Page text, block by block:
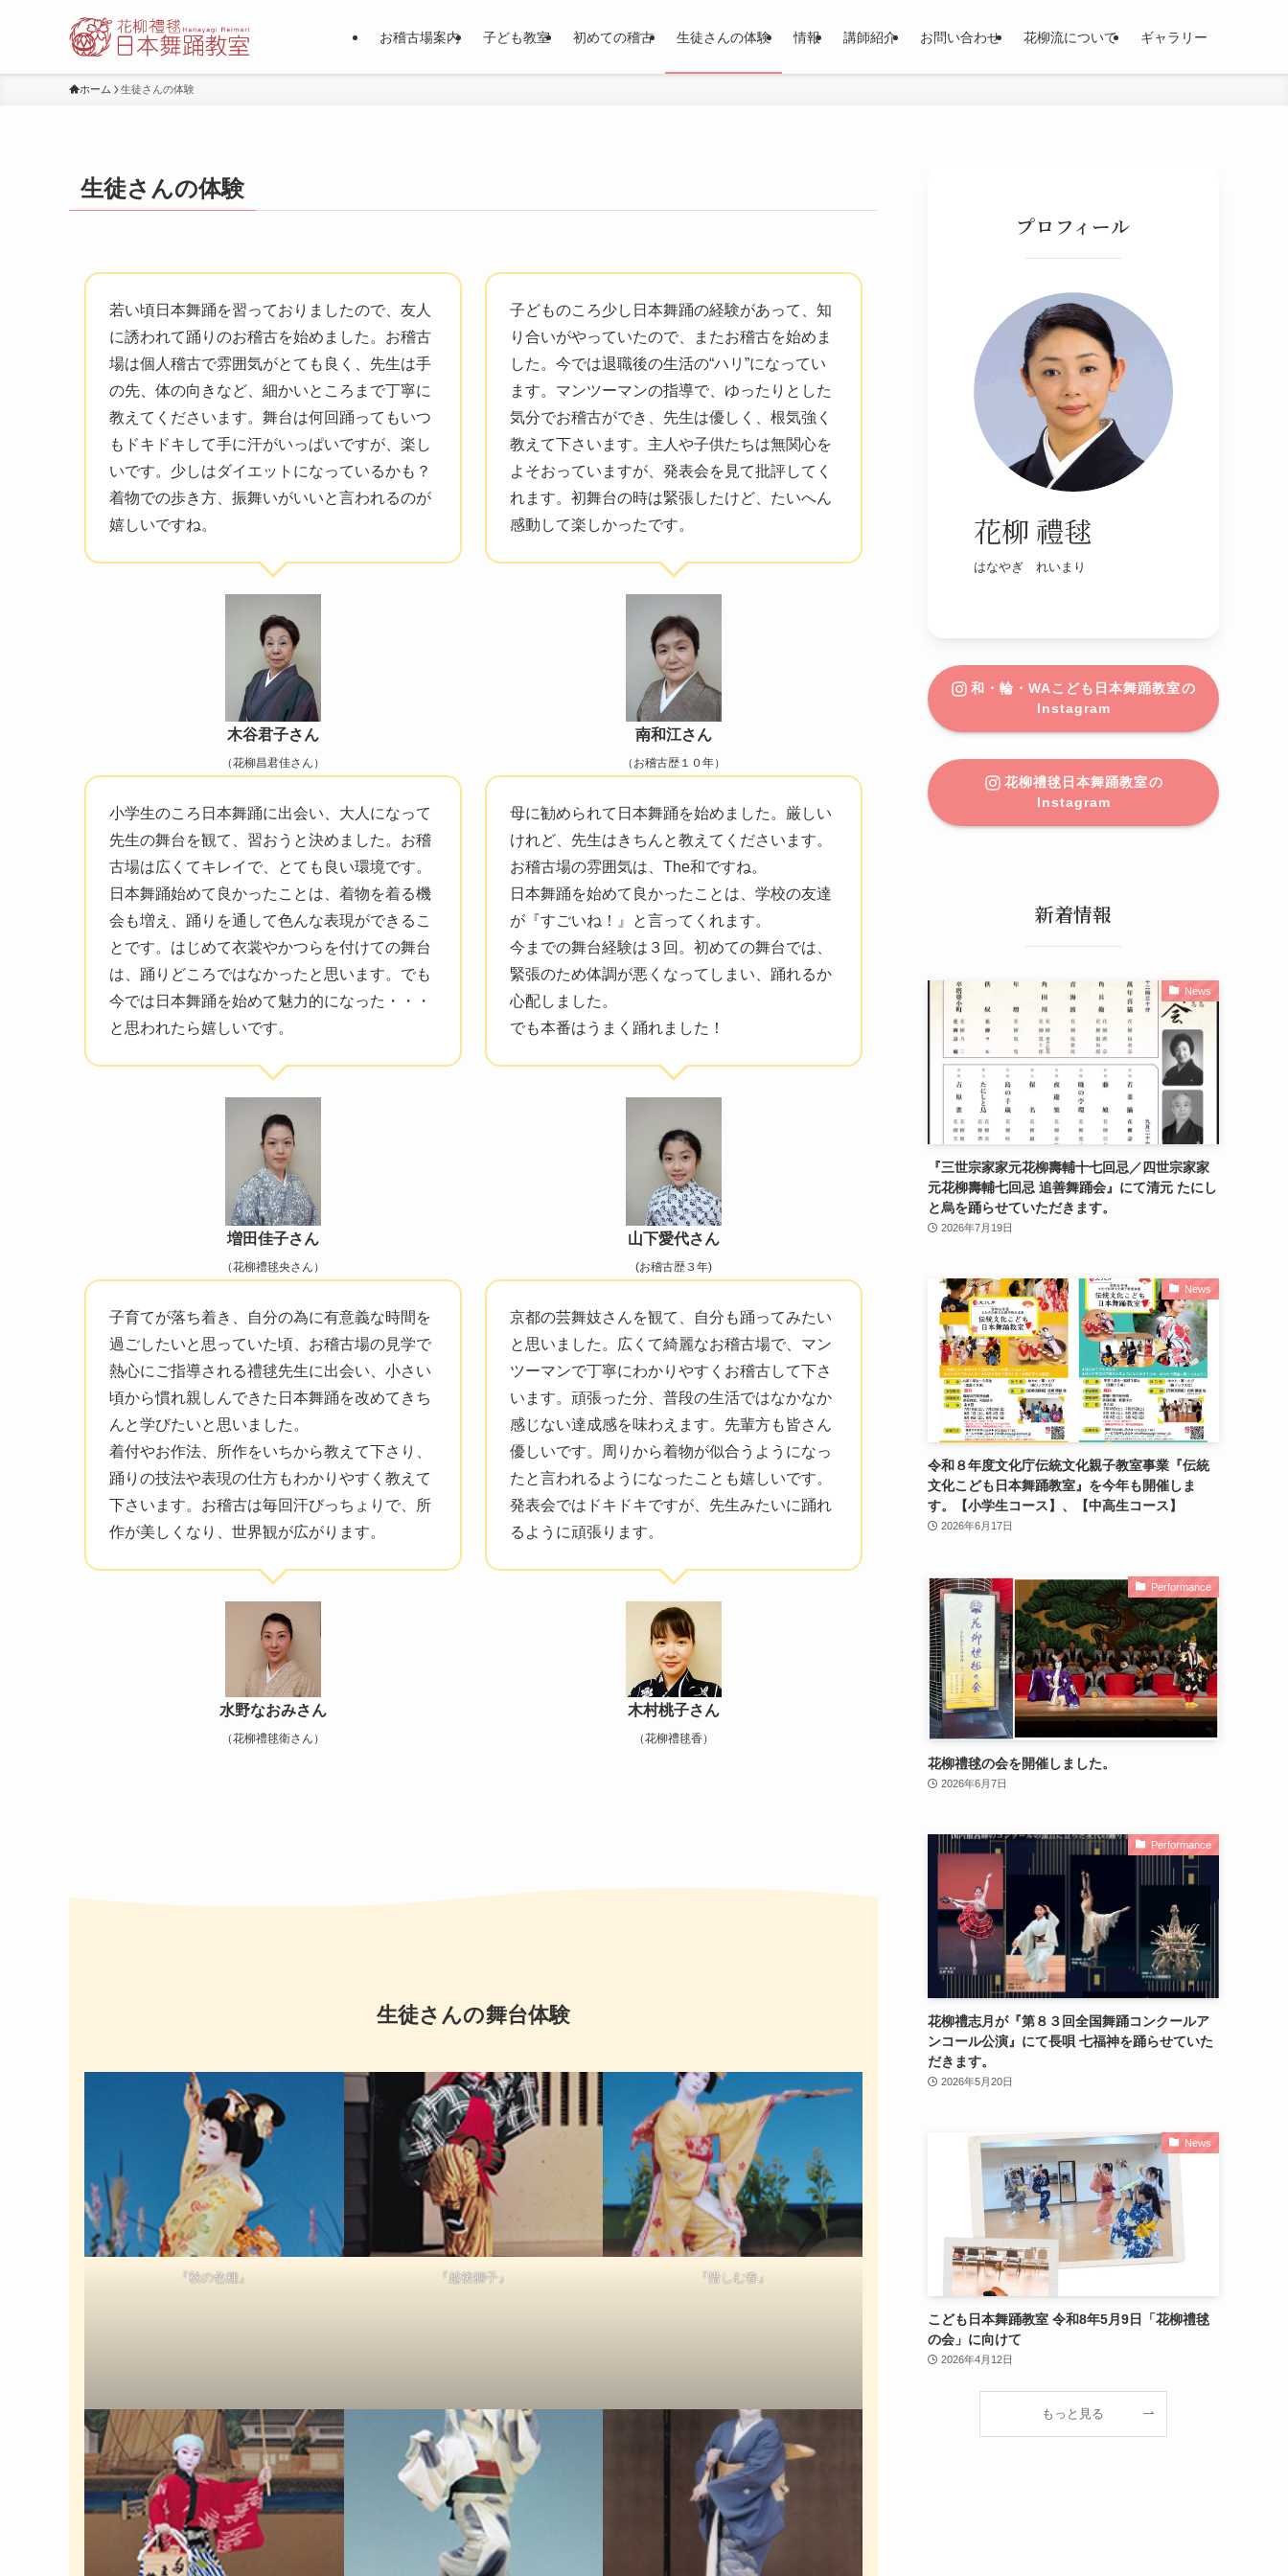
お稽古場案内 子ども教室 初めての稽古 生徒さんの体験 情報 講師紹介 お問い合わせ 花柳流について ギャラリー
ホーム 生徒さんの体験
生徒さんの体験
若い頃日本舞踊を習っておりましたので、友人
に誘われて踊りのお稽古を始めました。お稽古
場は個人稽古で雰囲気がとても良く、先生は手
の先、体の向きなど、細かいところまで丁寧に
教えてくださいます。舞台は何回踊ってもいつ
もドキドキして手に汗がいっぱいですが、楽し
いです。少しはダイエットになっているかも？
着物での歩き方、振舞いがいいと言われるのが
嬉しいですね。
木谷君子さん
（花柳昌君佳さん）
子どものころ少し日本舞踊の経験があって、知
り合いがやっていたので、またお稽古を始めま
した。今では退職後の生活の“ハリ”になってい
ます。マンツーマンの指導で、ゆったりとした
気分でお稽古ができ、先生は優しく、根気強く
教えて下さいます。主人や子供たちは無関心を
よそおっていますが、発表会を見て批評してく
れます。初舞台の時は緊張したけど、たいへん
感動して楽しかったです。
南和江さん
（お稽古歴１０年）
小学生のころ日本舞踊に出会い、大人になって
先生の舞台を観て、習おうと決めました。お稽
古場は広くてキレイで、とても良い環境です。
日本舞踊始めて良かったことは、着物を着る機
会も増え、踊りを通して色んな表現ができるこ
とです。はじめて衣裳やかつらを付けての舞台
は、踊りどころではなかったと思います。でも
今では日本舞踊を始めて魅力的になった・・・
と思われたら嬉しいです。
増田佳子さん
（花柳禮毬央さん）
母に勧められて日本舞踊を始めました。厳しい
けれど、先生はきちんと教えてくださいます。
お稽古場の雰囲気は、The和ですね。
日本舞踊を始めて良かったことは、学校の友達
が『すごいね！』と言ってくれます。
今までの舞台経験は３回。初めての舞台では、
緊張のため体調が悪くなってしまい、踊れるか
心配しました。
でも本番はうまく踊れました！
山下愛代さん
(お稽古歴３年)
子育てが落ち着き、自分の為に有意義な時間を
過ごしたいと思っていた頃、お稽古場の見学で
熱心にご指導される禮毬先生に出会い、小さい
頃から慣れ親しんできた日本舞踊を改めてきち
んと学びたいと思いました。
着付やお作法、所作をいちから教えて下さり、
踊りの技法や表現の仕方もわかりやすく教えて
下さいます。お稽古は毎回汗びっちょりで、所
作が美しくなり、世界観が広がります。
水野なおみさん
（花柳禮毬衛さん）
京都の芸舞妓さんを観て、自分も踊ってみたい
と思いました。広くて綺麗なお稽古場で、マン
ツーマンで丁寧にわかりやすくお稽古して下さ
います。頑張った分、普段の生活ではなかなか
感じない達成感を味わえます。先輩方も皆さん
優しいです。周りから着物が似合うようになっ
たと言われるようになったことも嬉しいです。
発表会ではドキドキですが、先生みたいに踊れ
るように頑張ります。
木村桃子さん
（花柳禮毬香）
生徒さんの舞台体験
『秋の色種』 『越後獅子』 『惜しむ春』
プロフィール
花柳 禮毬
はなやぎ れいまり
和・輪・WAこども日本舞踊教室の
Instagram
花柳禮毬日本舞踊教室の
Instagram
新着情報
News
『三世宗家家元花柳壽輔十七回忌／四世宗家家
元花柳壽輔七回忌 追善舞踊会』にて清元 たにし
と烏を踊らせていただきます。
2026年7月19日
News
令和８年度文化庁伝統文化親子教室事業『伝統
文化こども日本舞踊教室』を今年も開催しま
す。【小学生コース】、【中高生コース】
2026年6月17日
Performance
花柳禮毬の会を開催しました。
2026年6月7日
Performance
花柳禮志月が『第８３回全国舞踊コンクールア
ンコール公演』にて長唄 七福神を踊らせていた
だきます。
2026年5月20日
News
こども日本舞踊教室 令和8年5月9日「花柳禮毬
の会」に向けて
2026年4月12日
もっと見る